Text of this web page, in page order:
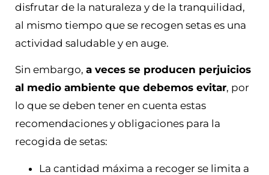
disfrutar de la naturaleza y de la tranquilidad,
al mismo tiempo que se recogen setas es una
actividad saludable y en auge.
Sin embargo, a veces se producen perjuicios
al medio ambiente que debemos evitar, por
lo que se deben tener en cuenta estas
recomendaciones y obligaciones para la
recogida de setas:
La cantidad máxima a recoger se limita a